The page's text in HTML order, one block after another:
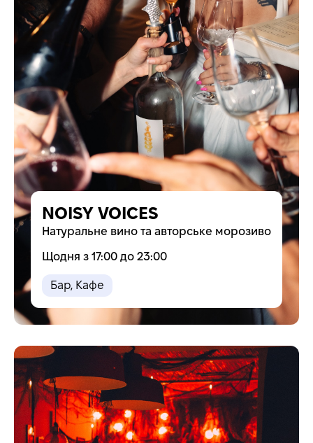
NOISY VOICES
Натуральне вино та авторське морозиво
Щодня з 17:00 до 23:00
Бар, Кафе